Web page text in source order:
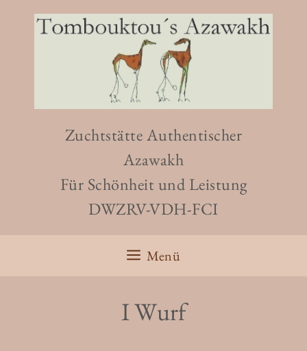
Zuchtstätte Authentischer
Azawakh
Für Schönheit und Leistung
DWZRV-VDH-FCI
Menü
I Wurf